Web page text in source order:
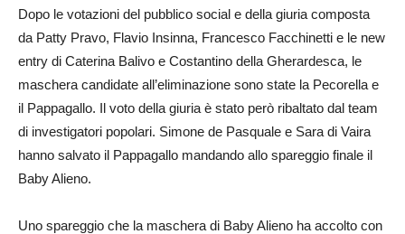
Dopo le votazioni del pubblico social e della giuria composta
da Patty Pravo, Flavio Insinna, Francesco Facchinetti e le new
entry di Caterina Balivo e Costantino della Gherardesca, le
maschera candidate all’eliminazione sono state la Pecorella e
il Pappagallo. Il voto della giuria è stato però ribaltato dal team
di investigatori popolari. Simone de Pasquale e Sara di Vaira
hanno salvato il Pappagallo mandando allo spareggio finale il
Baby Alieno.
Uno spareggio che la maschera di Baby Alieno ha accolto con